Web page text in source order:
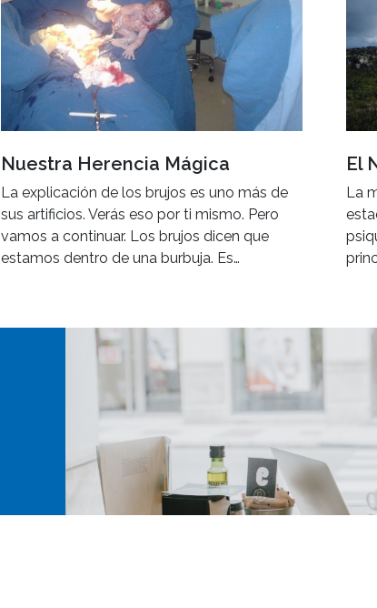
Nuestra Herencia Mágica
La explicación de los brujos es uno más de
sus artificios. Verás eso por ti mismo. Pero
vamos a continuar. Los brujos dicen que
estamos dentro de una burbuja. Es…
El
La